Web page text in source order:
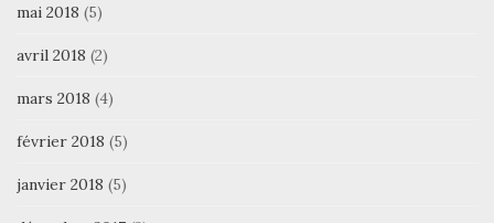
mai 2018 (5)
avril 2018 (2)
mars 2018 (4)
février 2018 (5)
janvier 2018 (5)